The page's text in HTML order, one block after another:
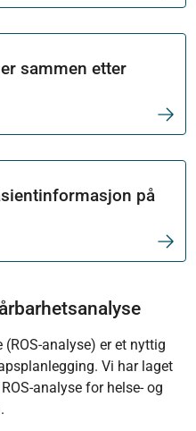
sammen etter
på
analyse) er et nyttig
Vi har laget
analyse for helse- og